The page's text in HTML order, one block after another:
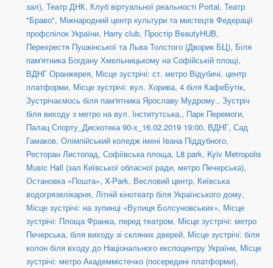
зал), Театр ДНК, Клуб віртуальної реальності Portal, Театр
"Браво", Міжнародний центр культури та мистецтв Федерації
профспілок України, Harry club, Простір BeautyHUB,
Перехрестя Пушкінської та Льва Толстого (Дворик БЦ), Біля
пам'ятника Богдану Хмельницькому на Софійській площі,
ВДНГ Оранжерея, Місце зустрічі: ст. метро Відубичі, центр
платформи, Місце зустрічі: вул. Хорива, 4 біля КафеБутік,
Зустрічаємось біля пам'ятника Ярославу Мудрому., Зустріч
біля виходу з метро на вул. Інститутська., Парк Перемоги,
Палац Спорту_Дискотека 90-х_16.02.2019 19:00, ВДНГ, Сад
Гамаков, Олімпійський коледж імені Івана Піддубного,
Ресторан Листопад, Софіївська площа, L8 park, Kyiv Metropolis
Music Hall (зал Київської обласної ради, метро Печерська),
Остановка «Пошта», X-Park, Весловий центр, Київська
водогрязелікарня, Літній кінотеатр біля Українського дому,
Місце зустрічі: на зупинці «Вулиця Болсуновських», Місце
зустрічі: Площа Франка, перед театром, Місце зустрічі: метро
Печерська, біля виходу зі скляних дверей, Місце зустрічі: біля
колон біля входу до Національного експоцентру України, Місце
зустрічі: метро Академмістечко (посередині платформи),